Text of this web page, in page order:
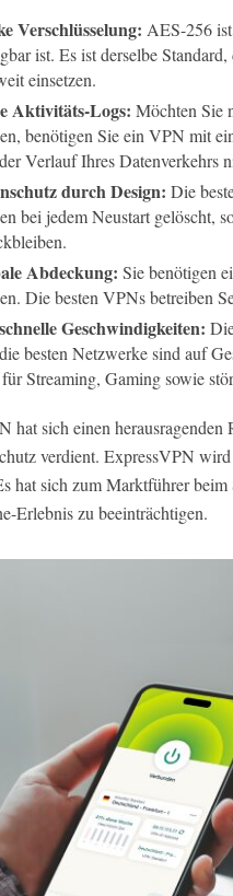
Verschlüsselung: AES-256
ist. Es ist derselbe
einsetzen.
Aktivitäts-Logs: Möchten Sie
benötigen Sie ein VPN mit
Verlauf Ihres Datenverkehrs
durch Design: Die
bei jedem Neustart gelöscht,
Abdeckung: Sie benötigen
Die besten VPNs betreiben
Geschwindigkeiten:
besten Netzwerke sind auf
Streaming, Gaming sowie
hat sich einen
verdient. ExpressVPN
hat sich zum Marktführer
Erlebnis zu beeinträchtigen.